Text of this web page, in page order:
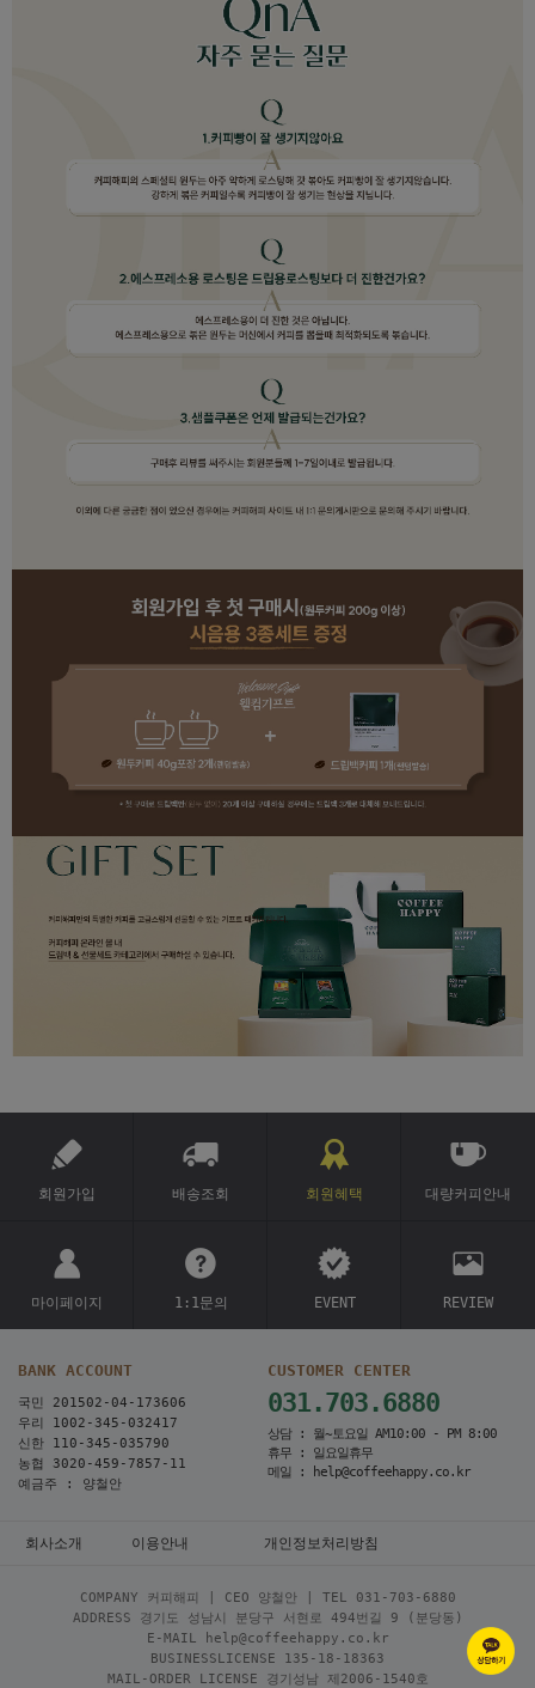
회원가입 배송조회 회원혜택 대량커피안내
마이페이지 1:1문의 EVENT REVIEW
BANK ACCOUNT
국민 201502-04-173606
우리 1002-345-032417
신한 110-345-035790
농협 3020-459-7857-11
예금주 : 양철안
CUSTOMER CENTER
031.703.6880
상담 : 월~토요일 AM10:00 - PM 8:00
휴무 : 일요일휴무
메일 : help@coffeehappy.co.kr
회사소개 이용안내 개인정보처리방침
COMPANY 커피해피 | CEO 양철안 | TEL
031-703-6880
ADDRESS 경기도 성남시 분당구 서현로 494번길 9 (분당동)
E-MAIL help@coffeehappy.co.kr
BUSINESSLICENSE 135-18-18363
MAIL-ORDER LICENSE 경기성남 제2006-1540호